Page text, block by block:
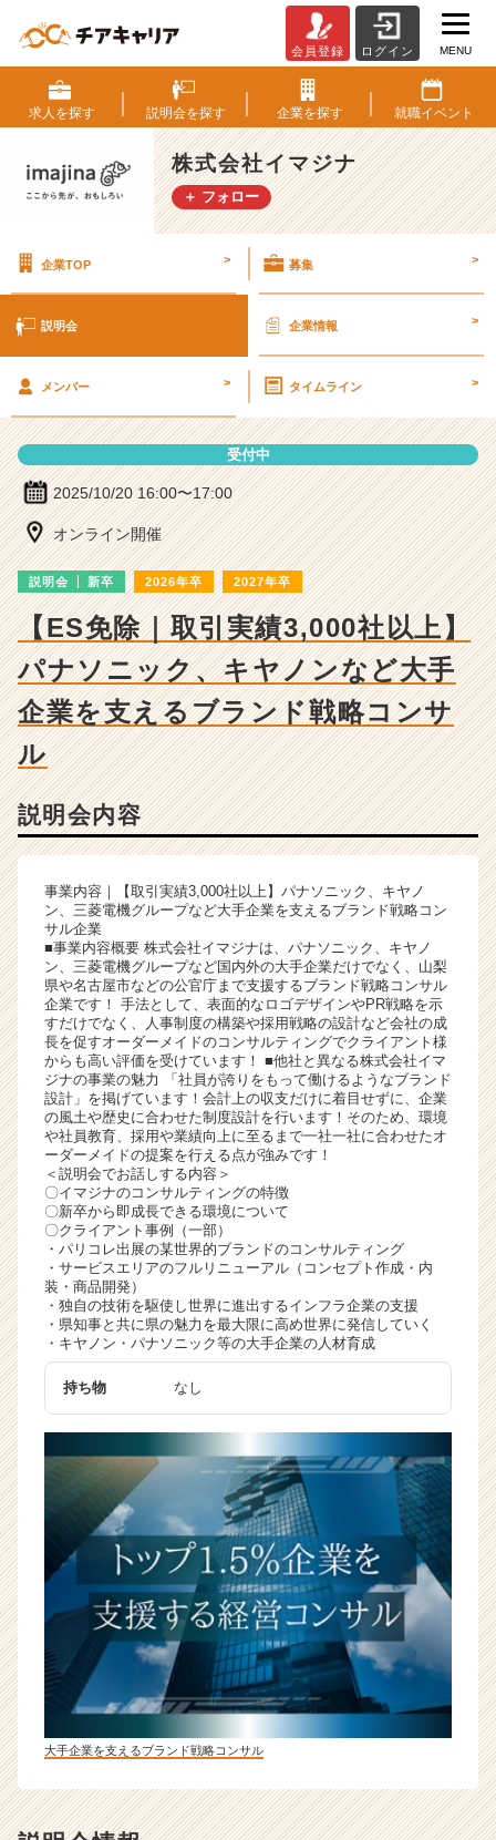
式
会
社
イ
マ
ジ
明
細
ー・
企
業
か
ら
ス
カ
ウ
イ
ト
チ
ア
キ
ャ
リ
ア
（C
h
e
e
r
C
a
r
e
r）
会員登録 ログイン MENU
求人を探す 説明会を探す 企業を探す 就職イベント
株式会社イマジナ
＋ フォロー
企業TOP > 募集 >
説明会 企業情報 >
メンバー > タイムライン >
受付中
2025/10/20 16:00〜17:00
オンライン開催
説明会 新卒 2026年卒 2027年卒
【ES免除｜取引実績3,000社以上】
パナソニック、キヤノンなど大手
企業を支えるブランド戦略コンサ
ル
説明会内容
事業内容｜【取引実績3,000社以上】パナソニック、キヤノ
ン、三菱電機グループなど大手企業を支えるブランド戦略コン
サル企業
■事業内容概要 株式会社イマジナは、パナソニック、キヤノ
ン、三菱電機グループなど国内外の大手企業だけでなく、山梨
県や名古屋市などの公官庁まで支援するブランド戦略コンサル
企業です！ 手法として、表面的なロゴデザインやPR戦略を示
すだけでなく、人事制度の構築や採用戦略の設計など会社の成
長を促すオーダーメイドのコンサルティングでクライアント様
からも高い評価を受けています！ ■他社と異なる株式会社イマ
ジナの事業の魅力 「社員が誇りをもって働けるようなブランド
設計」を掲げています！会計上の収支だけに着目せずに、企業
の風土や歴史に合わせた制度設計を行います！そのため、環境
や社員教育、採用や業績向上に至るまで一社一社に合わせたオ
ーダーメイドの提案を行える点が強みです！
＜説明会でお話しする内容＞
〇イマジナのコンサルティングの特徴
〇新卒から即成長できる環境について
〇クライアント事例（一部）
・パリコレ出展の某世界的ブランドのコンサルティング
・サービスエリアのフルリニューアル（コンセプト作成・内
装・商品開発）
・独自の技術を駆使し世界に進出するインフラ企業の支援
・県知事と共に県の魅力を最大限に高め世界に発信していく
・キヤノン・パナソニック等の大手企業の人材育成
持ち物 なし
大手企業を支えるブランド戦略コンサル